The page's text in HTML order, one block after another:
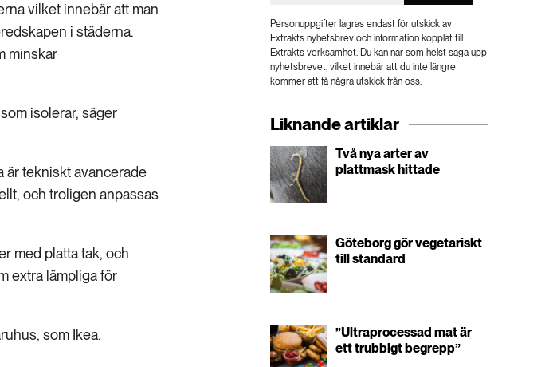
vilket innebär att man
i städerna.
minskar
isolerar, säger
är tekniskt avancerade
och troligen anpassas
med platta tak, och
extra lämpliga för
som Ikea.
Personuppgifter lagras endast för utskick av
Extrakts nyhetsbrev och information kopplat till
Extrakts verksamhet. Du kan när som helst säga upp
nyhetsbrevet, vilket innebär att du inte längre
kommer att få några utskick från oss.
Liknande artiklar
Två nya arter av
plattmask hittade
Göteborg gör vegetariskt
till standard
”Ultraprocessad mat är
ett trubbigt begrepp”